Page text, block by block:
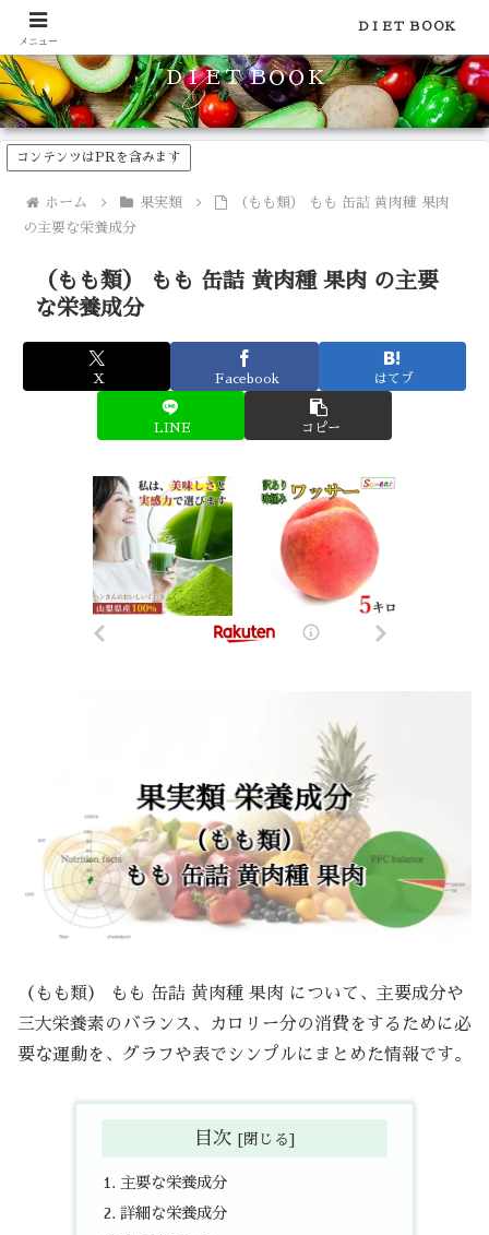
食品のカロリーや糖質などの栄養素がわかる！健康やダイエットに
ＤＩＥＴ ＢＯＯＫ
コンテンツはPRを含みます
ホーム 果実類
（もも類） もも 缶詰 黄肉種 果肉
の主要な栄養成分
（もも類） もも 缶詰 黄肉種 果肉 の主要
な栄養成分
X Facebook はてブ
LINE コピー
（もも類） もも 缶詰 黄肉種 果肉 について、主要成分や
三大栄養素のバランス、カロリー分の消費をするために必
要な運動を、グラフや表でシンプルにまとめた情報です。
目次
主要な栄養成分
詳細な栄養成分
メニュー
ＤＩＥＴ ＢＯＯＫ